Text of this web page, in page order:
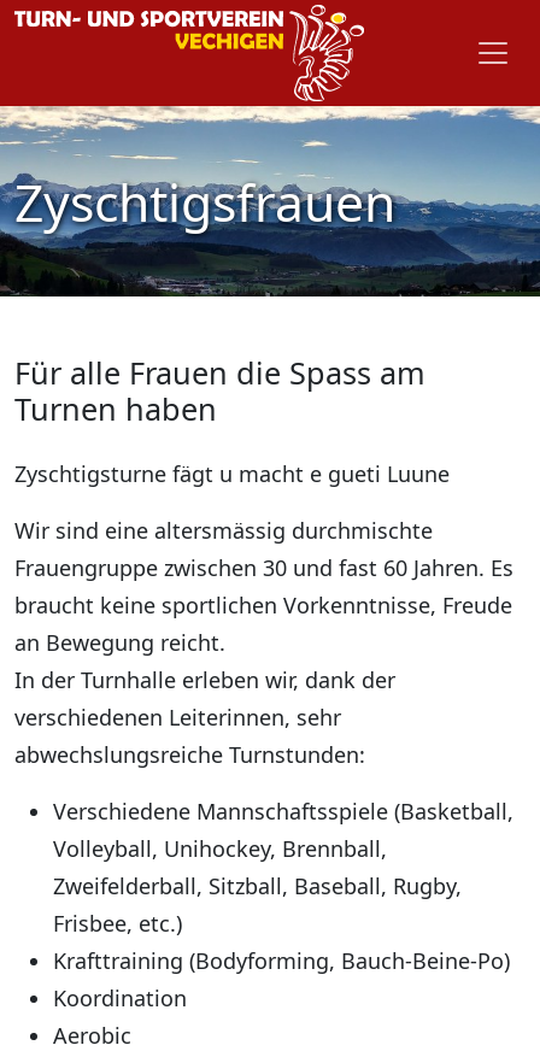
Zyschtigsfrauen
Für alle Frauen die Spass am
Turnen haben
Zyschtigsturne fägt u macht e gueti Luune
Wir sind eine altersmässig durchmischte
Frauengruppe zwischen 30 und fast 60 Jahren. Es
braucht keine sportlichen Vorkenntnisse, Freude
an Bewegung reicht.
In der Turnhalle erleben wir, dank der
verschiedenen Leiterinnen, sehr
abwechslungsreiche Turnstunden:
Verschiedene Mannschaftsspiele (Basketball,
Volleyball, Unihockey, Brennball,
Zweifelderball, Sitzball, Baseball, Rugby,
Frisbee, etc.)
Krafttraining (Bodyforming, Bauch-Beine-Po)
Koordination
Aerobic